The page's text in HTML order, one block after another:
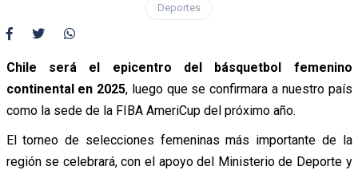
Deportes
Chile será el epicentro del básquetbol femenino
continental en 2025, luego que se confirmara a nuestro país
como la sede de la FIBA AmeriCup del próximo año.
El torneo de selecciones femeninas más importante de la
región se celebrará, con el apoyo del Ministerio de Deporte y